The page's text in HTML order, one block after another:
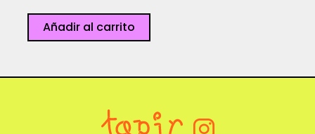
Remera
-
Añadir al carrito